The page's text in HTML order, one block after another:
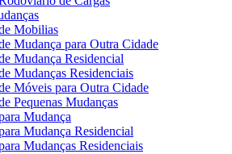
Mobilias
Mudança para Outra Cidade
Mudança Residencial
Mudanças Residenciais
Móveis para Outra Cidade
Pequenas Mudanças
Mudança
Mudança Residencial
Mudanças Residenciais